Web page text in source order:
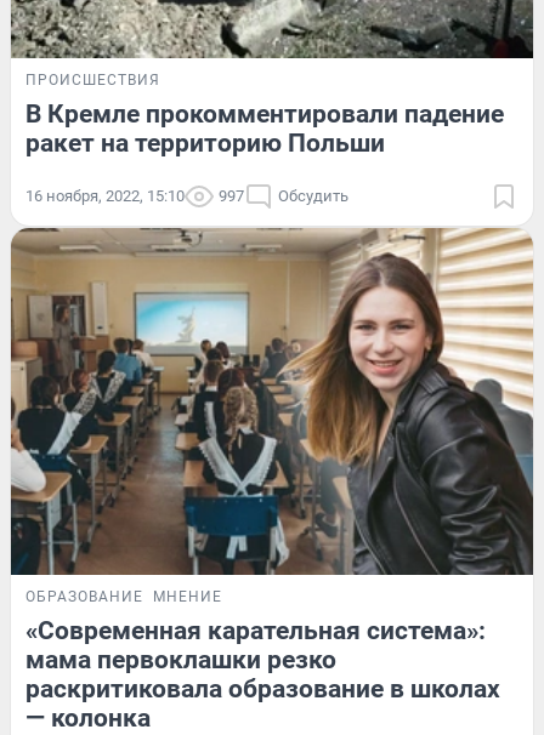
ПРОИСШЕСТВИЯ
В Кремле прокомментировали падение
ракет на территорию Польши
16 ноября, 2022, 15:10 997 Обсудить
ОБРАЗОВАНИЕ МНЕНИЕ
«Современная карательная система»:
мама первоклашки резко
раскритиковала образование в школах
— колонка